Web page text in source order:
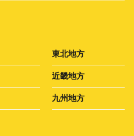
東北地方
近畿地方
九州地方